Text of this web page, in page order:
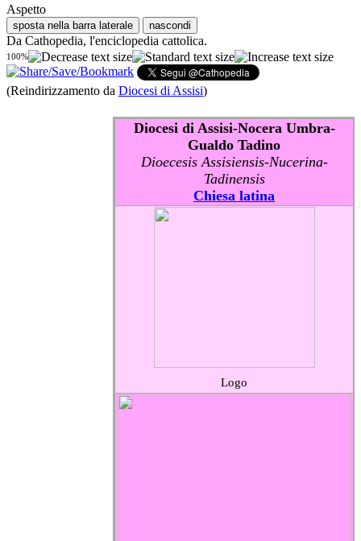
Aspetto
sposta nella barra laterale nascondi
Da Cathopedia, l'enciclopedia cattolica.
100%
(Reindirizzamento da Diocesi di Assisi)
Diocesi di Assisi-Nocera Umbra-
Gualdo Tadino
Dioecesis Assisiensis-Nucerina-
Tadinensis
Chiesa latina
Logo